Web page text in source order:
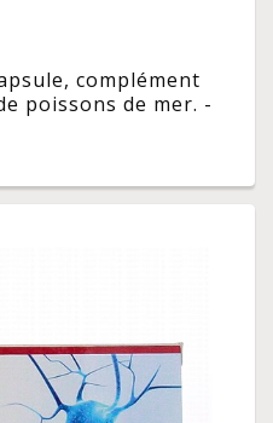
complément
poissons de mer. -